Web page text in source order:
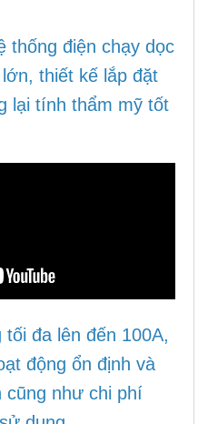
điện chạy dọc
thiết kế lắp đặt
lại tính thẩm mỹ tốt
đa lên đến 100A,
động ổn định và
cũng như chi phí